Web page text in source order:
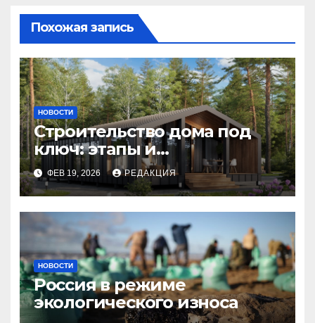
Похожая запись
НОВОСТИ
Строительство дома под
ключ: этапы и
планирование бюджета
ФЕВ 19, 2026 РЕДАКЦИЯ
НОВОСТИ
Россия в режиме
экологического износа